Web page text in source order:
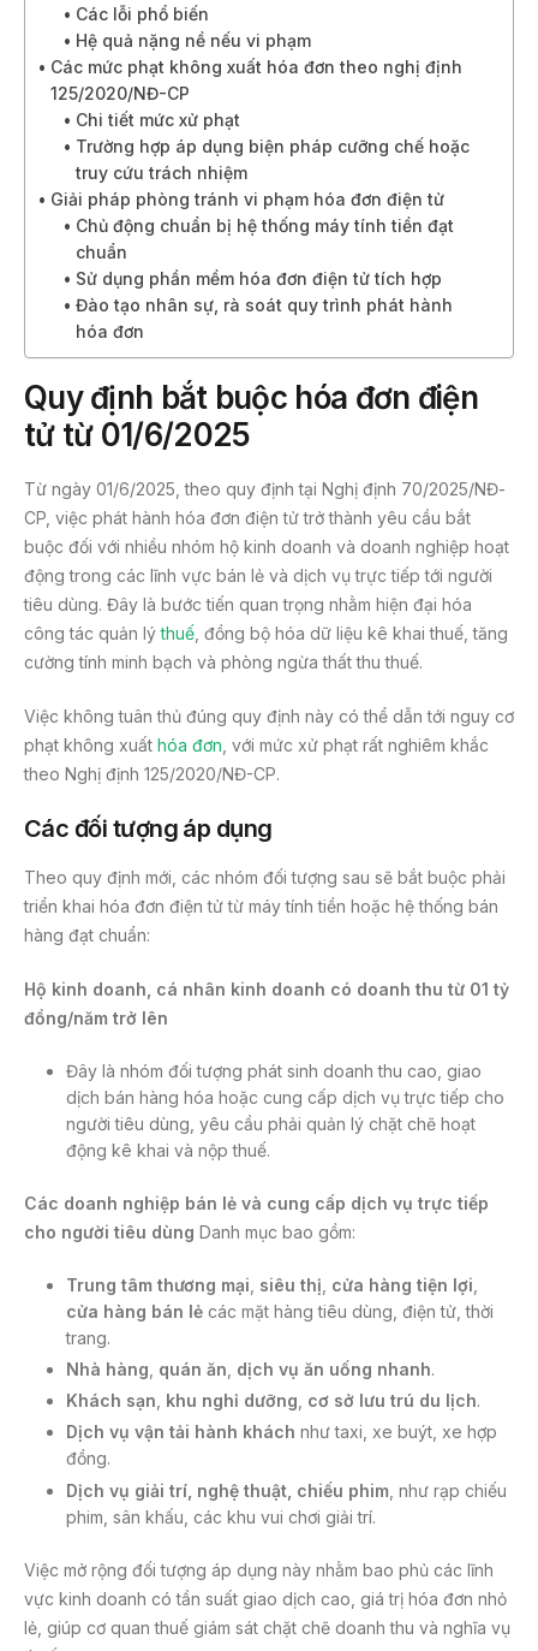
Các lỗi phổ biến
Hệ quả nặng nề nếu vi phạm
Các mức phạt không xuất hóa đơn theo nghị định
125/2020/NĐ-CP
Chi tiết mức xử phạt
Trường hợp áp dụng biện pháp cưỡng chế hoặc
truy cứu trách nhiệm
Giải pháp phòng tránh vi phạm hóa đơn điện tử
Chủ động chuẩn bị hệ thống máy tính tiền đạt
chuẩn
Sử dụng phần mềm hóa đơn điện tử tích hợp
Đào tạo nhân sự, rà soát quy trình phát hành
hóa đơn
Quy định bắt buộc hóa đơn điện
tử từ 01/6/2025
Từ ngày 01/6/2025, theo quy định tại Nghị định 70/2025/NĐ-
CP, việc phát hành hóa đơn điện tử trở thành yêu cầu bắt
buộc đối với nhiều nhóm hộ kinh doanh và doanh nghiệp hoạt
động trong các lĩnh vực bán lẻ và dịch vụ trực tiếp tới người
tiêu dùng. Đây là bước tiến quan trọng nhằm hiện đại hóa
công tác quản lýthuế , đồng bộ hóa dữ liệu kê khai thuế, tăng
cường tính minh bạch và phòng ngừa thất thu thuế.
Việc không tuân thủ đúng quy định này có thể dẫn tới nguy cơ
phạt không xuất hóa đơn , với mức xử phạt rất nghiêm khắc
theo Nghị định 125/2020/NĐ-CP.
Các đối tượng áp dụng
Theo quy định mới, các nhóm đối tượng sau sẽ bắt buộc phải
triển khai hóa đơn điện tử từ máy tính tiền hoặc hệ thống bán
hàng đạt chuẩn:
Hộ kinh doanh, cá nhân kinh doanh có doanh thu từ 01 tỷ
đồng/năm trở lên
Đây là nhóm đối tượng phát sinh doanh thu cao, giao
dịch bán hàng hóa hoặc cung cấp dịch vụ trực tiếp cho
người tiêu dùng, yêu cầu phải quản lý chặt chẽ hoạt
động kê khai và nộp thuế.
Các doanh nghiệp bán lẻ và cung cấp dịch vụ trực tiếp
cho người tiêu dùng Danh mục bao gồm:
Trung tâm thương mại siêu thị cửa hàng tiện lợi
cửa hàng bán lẻ các mặt hàng tiêu dùng, điện tử, thời
trang.
Nhà hàng quán ăn dịch vụ ăn uống nhanh.
Khách sạn khu nghỉ dưỡng cơ sở lưu trú du lịch.
Dịch vụ vận tải hành khách như taxi, xe buýt, xe hợp
đồng.
Dịch vụ giải trí, nghệ thuật, chiếu phim , như rạp chiếu
phim, sân khấu, các khu vui chơi giải trí.
Việc mở rộng đối tượng áp dụng này nhằm bao phủ các lĩnh
vực kinh doanh có tần suất giao dịch cao, giá trị hóa đơn nhỏ
lẻ, giúp cơ quan thuế giám sát chặt chẽ doanh thu và nghĩa vụ